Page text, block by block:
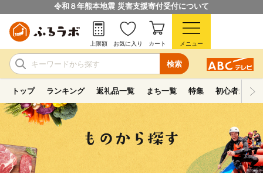
令和８年熊本地震 災害支援寄付受付について
検索
上限額 お気に入り カート メニュー
トップ ランキング 返礼品一覧 まち一覧 特集 初心者ガイド